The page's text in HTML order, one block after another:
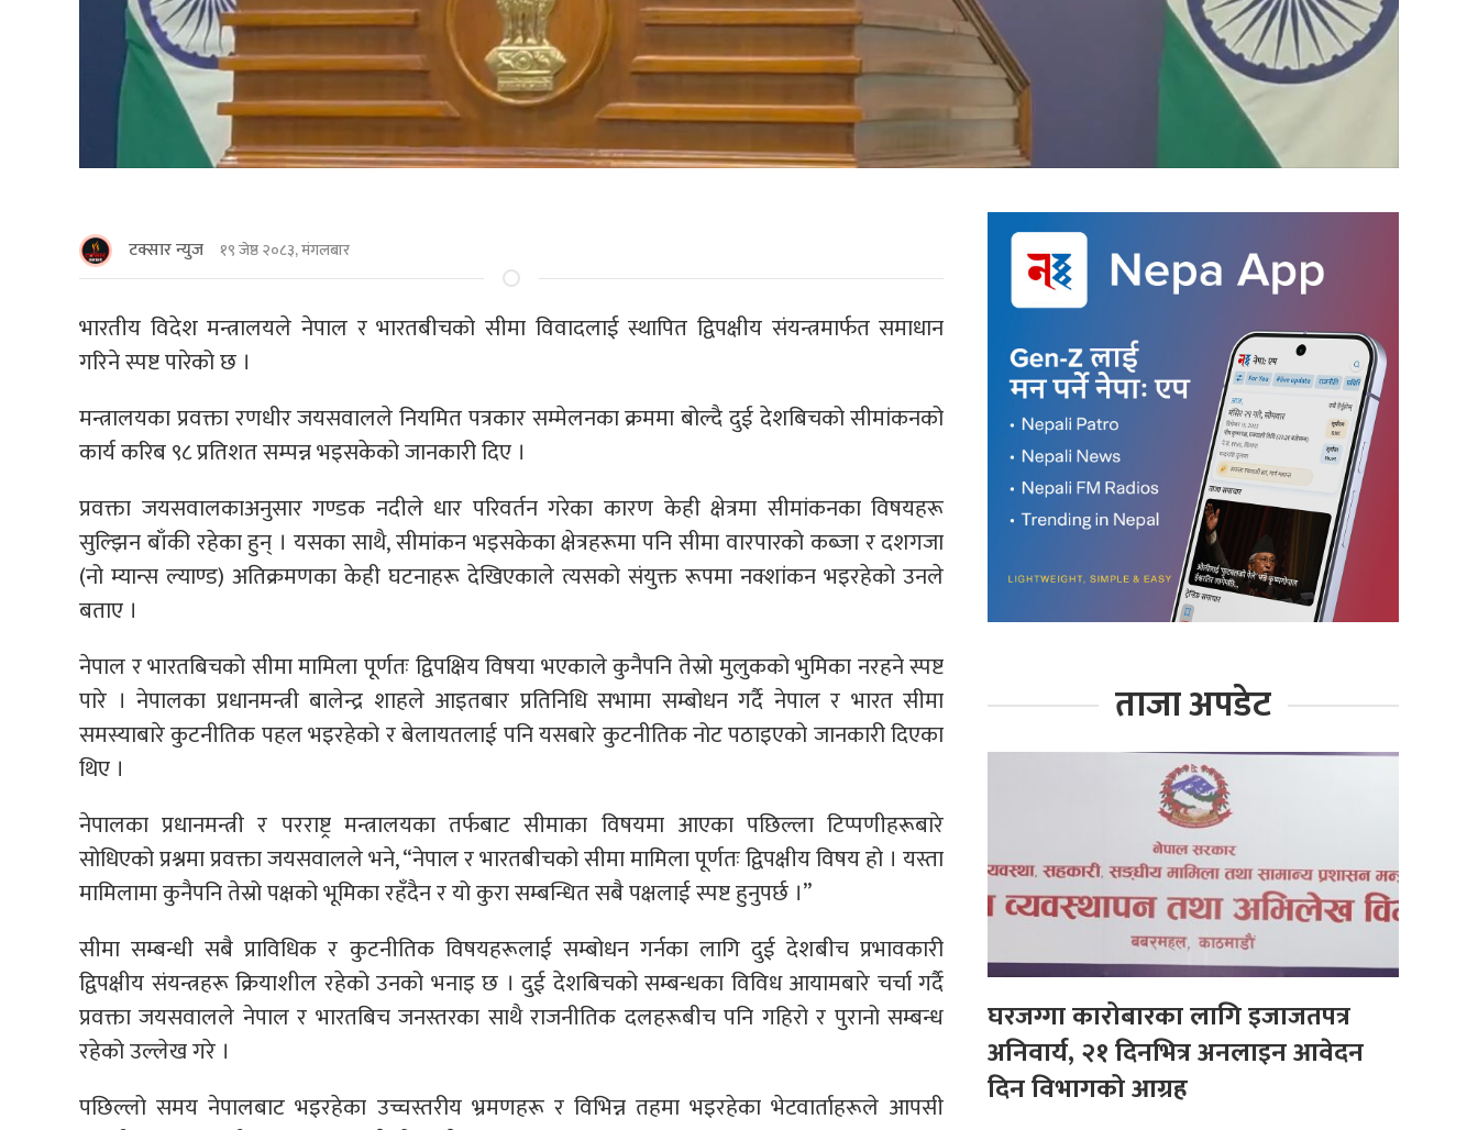
टक्सार न्युज १९ जेष्ठ २०८३, मंगलबार
भारतीय विदेश मन्त्रालयले नेपाल र भारतबीचको सीमा विवादलाई स्थापित द्विपक्षीय संयन्त्रमार्फत समाधान
गरिने स्पष्ट पारेको छ ।
मन्त्रालयका प्रवक्ता रणधीर जयसवालले नियमित पत्रकार सम्मेलनका क्रममा बोल्दै दुई देशबिचको सीमांकनको
कार्य करिब ९८ प्रतिशत सम्पन्न भइसकेको जानकारी दिए ।
प्रवक्ता जयसवालकाअनुसार गण्डक नदीले धार परिवर्तन गरेका कारण केही क्षेत्रमा सीमांकनका विषयहरू
सुल्झिन बाँकी रहेका हुन् । यसका साथै, सीमांकन भइसकेका क्षेत्रहरूमा पनि सीमा वारपारको कब्जा र दशगजा
(नो म्यान्स ल्याण्ड) अतिक्रमणका केही घटनाहरू देखिएकाले त्यसको संयुक्त रूपमा नक्शांकन भइरहेको उनले
बताए ।
नेपाल र भारतबिचको सीमा मामिला पूर्णतः द्विपक्षिय विषया भएकाले कुनैपनि तेस्रो मुलुकको भुमिका नरहने स्पष्ट
पारे । नेपालका प्रधानमन्त्री बालेन्द्र शाहले आइतबार प्रतिनिधि सभामा सम्बोधन गर्दै नेपाल र भारत सीमा
समस्याबारे कुटनीतिक पहल भइरहेको र बेलायतलाई पनि यसबारे कुटनीतिक नोट पठाइएको जानकारी दिएका
थिए ।
नेपालका प्रधानमन्त्री र परराष्ट्र मन्त्रालयका तर्फबाट सीमाका विषयमा आएका पछिल्ला टिप्पणीहरूबारे
सोधिएको प्रश्नमा प्रवक्ता जयसवालले भने, “नेपाल र भारतबीचको सीमा मामिला पूर्णतः द्विपक्षीय विषय हो । यस्ता
मामिलामा कुनैपनि तेस्रो पक्षको भूमिका रहँदैन र यो कुरा सम्बन्धित सबै पक्षलाई स्पष्ट हुनुपर्छ ।”
सीमा सम्बन्धी सबै प्राविधिक र कुटनीतिक विषयहरूलाई सम्बोधन गर्नका लागि दुई देशबीच प्रभावकारी
द्विपक्षीय संयन्त्रहरू क्रियाशील रहेको उनको भनाइ छ । दुई देशबिचको सम्बन्धका विविध आयामबारे चर्चा गर्दै
प्रवक्ता जयसवालले नेपाल र भारतबिच जनस्तरका साथै राजनीतिक दलहरूबीच पनि गहिरो र पुरानो सम्बन्ध
रहेको उल्लेख गरे ।
पछिल्लो समय नेपालबाट भइरहेका उच्चस्तरीय भ्रमणहरू र विभिन्न तहमा भइरहेका भेटवार्ताहरूले आपसी
ताजा अपडेट
घरजग्गा कारोबारका लागि इजाजतपत्र
अनिवार्य, २१ दिनभित्र अनलाइन आवेदन
दिन विभागको आग्रह